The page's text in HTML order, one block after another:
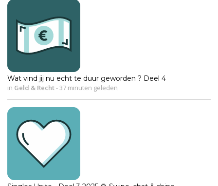
Wat vind jij nu echt te duur geworden ? Deel 4
in Geld & Recht-37 minuten geleden